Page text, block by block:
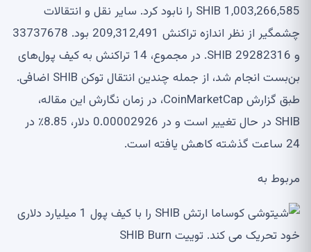
1,003,266,585 SHIB را نابود کرد. سایر نقل و انتقالات
چشمگیر از نظر اندازه تراکنش 209,312,491 بود. 33737678
و 29282316 SHIB. در مجموع، 14 تراکنش به کیف پول‌های
بن‌بست انجام شد، از جمله چندین انتقال توکن SHIB اضافی.
طبق گزارش CoinMarketCap، در زمان نگارش این مقاله،
SHIB در حال تغییر است و در 0.00002926 دلار، 8.85٪ در
24 ساعت گذشته کاهش یافته است.
مربوط به